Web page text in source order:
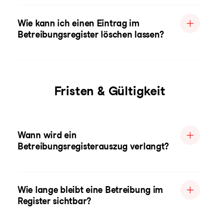
Wie kann ich einen Eintrag im
Betreibungsregister löschen lassen?
Fristen & Gültigkeit
Wann wird ein
Betreibungsregisterauszug verlangt?
Wie lange bleibt eine Betreibung im
Register sichtbar?